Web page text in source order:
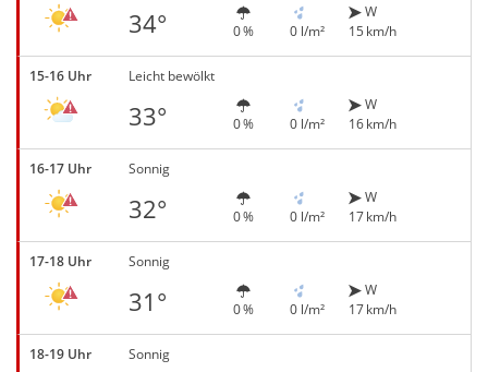
34° 0 % 0 l/m²
W
15 km/h
15-16 Uhr Leicht bewölkt
33° 0 % 0 l/m²
W
16 km/h
16-17 Uhr Sonnig
32° 0 % 0 l/m²
W
17 km/h
17-18 Uhr Sonnig
31° 0 % 0 l/m²
W
17 km/h
18-19 Uhr Sonnig